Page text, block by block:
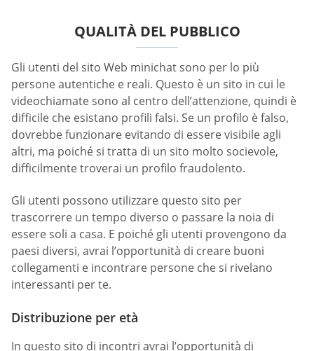
QUALITÀ DEL PUBBLICO
Gli utenti del sito Web minichat sono per lo più
persone autentiche e reali. Questo è un sito in cui le
videochiamate sono al centro dell’attenzione, quindi è
difficile che esistano profili falsi. Se un profilo è falso,
dovrebbe funzionare evitando di essere visibile agli
altri, ma poiché si tratta di un sito molto socievole,
difficilmente troverai un profilo fraudolento.
Gli utenti possono utilizzare questo sito per
trascorrere un tempo diverso o passare la noia di
essere soli a casa. E poiché gli utenti provengono da
paesi diversi, avrai l’opportunità di creare buoni
collegamenti e incontrare persone che si rivelano
interessanti per te.
Distribuzione per età
In questo sito di incontri avrai l’opportunità di